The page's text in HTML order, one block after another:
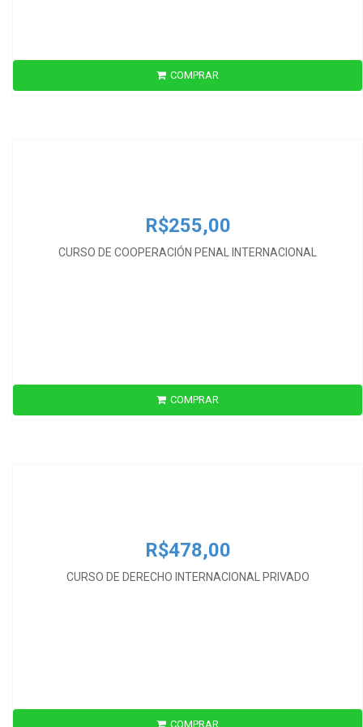
COMPRAR
R$255,00
CURSO DE COOPERACIÓN PENAL INTERNACIONAL
R$255,00
COMPRAR
R$478,00
CURSO DE DERECHO INTERNACIONAL PRIVADO
R$478,00
COMPRAR